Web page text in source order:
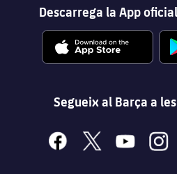
Descarrega la App
Segueix al Barça a
facebook
x youtube